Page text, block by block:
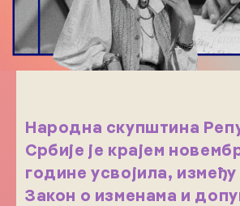
Народна скупштина
Србије је крајем
године усвојила,
Закон о изменама и